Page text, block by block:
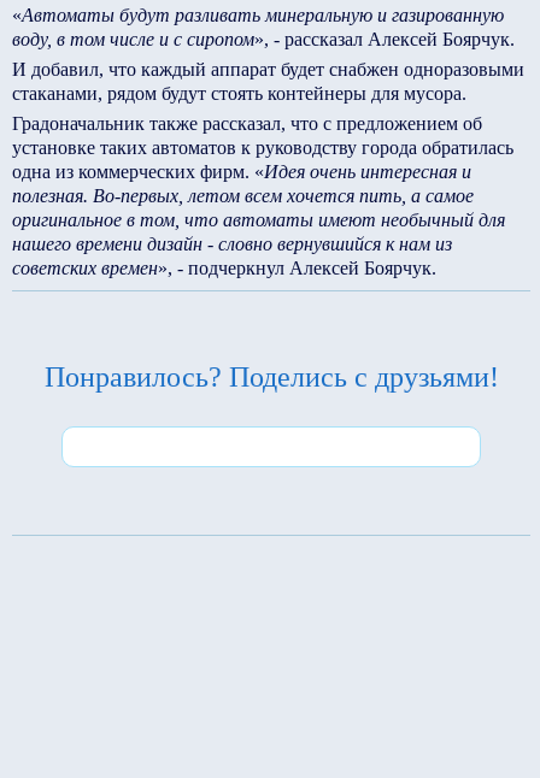
«Автоматы будут разливать минеральную и газированную
воду, в том числе и с сиропом», - рассказал Алексей Боярчук.
И добавил, что каждый аппарат будет снабжен одноразовыми
стаканами, рядом будут стоять контейнеры для мусора.
Градоначальник также рассказал, что с предложением об
установке таких автоматов к руководству города обратилась
одна из коммерческих фирм. «Идея очень интересная и
полезная. Во-первых, летом всем хочется пить, а самое
оригинальное в том, что автоматы имеют необычный для
нашего времени дизайн - словно вернувшийся к нам из
советских времен», - подчеркнул Алексей Боярчук.
Понравилось? Поделись с друзьями!